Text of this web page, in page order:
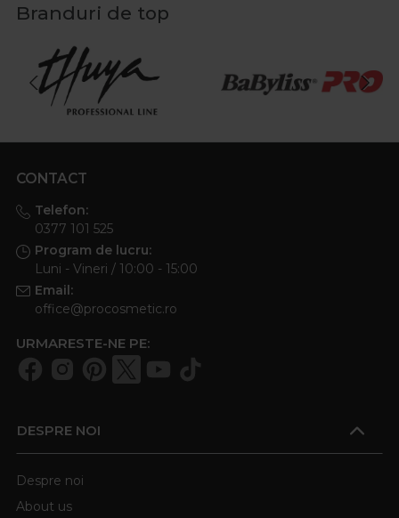
Branduri de top
CONTACT
Telefon:
0377 101 525
Program de lucru:
Luni - Vineri / 10:00 - 15:00
Email:
office@procosmetic.ro
URMARESTE-NE PE:
DESPRE NOI
Despre noi
About us